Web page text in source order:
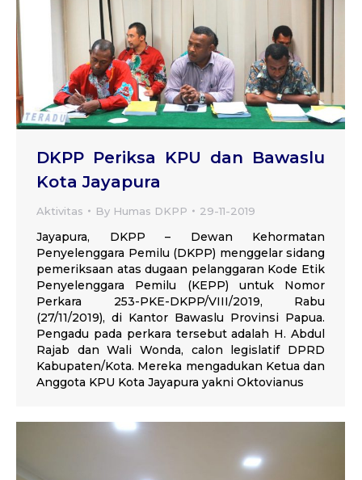
DKPP Periksa KPU dan Bawaslu
Kota Jayapura
Aktivitas By Humas DKPP 29-11-2019
Jayapura, DKPP – Dewan Kehormatan
Penyelenggara Pemilu (DKPP) menggelar sidang
pemeriksaan atas dugaan pelanggaran Kode Etik
Penyelenggara Pemilu (KEPP) untuk Nomor
Perkara 253-PKE-DKPP/VIII/2019, Rabu
(27/11/2019), di Kantor Bawaslu Provinsi Papua.
Pengadu pada perkara tersebut adalah H. Abdul
Rajab dan Wali Wonda, calon legislatif DPRD
Kabupaten/Kota. Mereka mengadukan Ketua dan
Anggota KPU Kota Jayapura yakni Oktovianus